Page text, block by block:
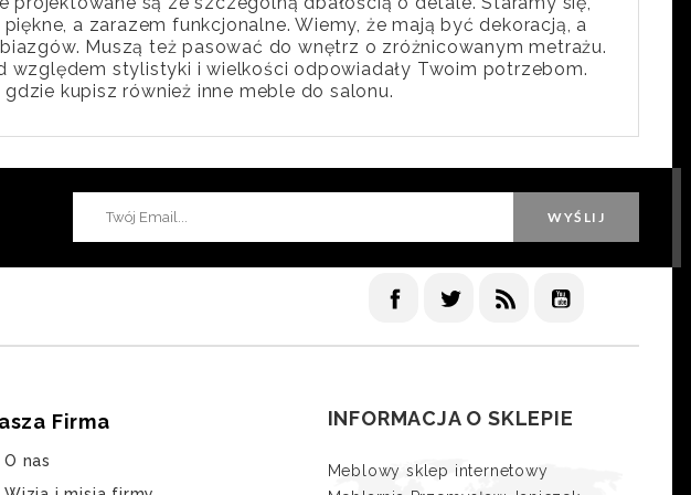
a zarazem funkcjonalne. Wiemy, że mają być dekoracją, a
Muszą też pasować do wnętrz o zróżnicowanym metrażu.
względem stylistyki i wielkości odpowiadały Twoim potrzebom.
kupisz również inne meble do salonu.
FacebookTwitter Rss
Firma
O nas
INFORMACJA O SKLEPIE
Meblowy sklep internetowy